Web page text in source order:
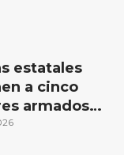
estatales
a cinco
armados
capital